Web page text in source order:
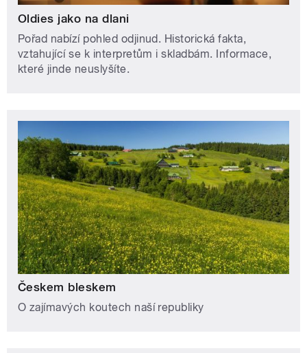
Oldies jako na dlani
Pořad nabízí pohled odjinud. Historická fakta,
vztahující se k interpretům i skladbám. Informace,
které jinde neuslyšíte.
Českem bleskem
O zajímavých koutech naší republiky